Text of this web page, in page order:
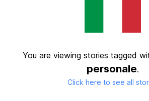
You are viewing stories tagged
personale.
Click here to see all